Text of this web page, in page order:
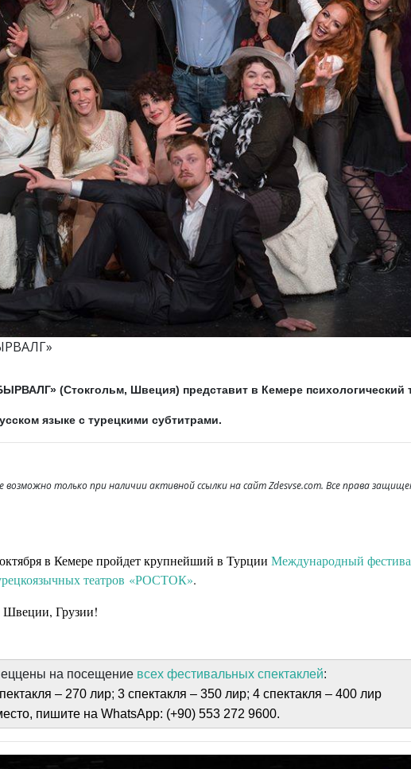
(Стокгольм, Швеция) представит в Кемере психологический
языке с турецкими субтитрами.
возможно только при наличии активной ссылки на сайт Zdesvse.com. Все права
в Кемере пройдет крупнейший в Турции Международный
театров «РОСТОК».
Швеции, Грузии!
на посещение всех фестивальных спектаклей:
– 270 лир; 3 спектакля – 350 лир; 4 спектакля – 400 лир
пишите на WhatsApp: (+90) 553 272 9600.